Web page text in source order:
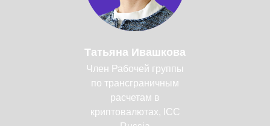
Татьяна Ивашкова
Член Рабочей группы
по трансграничным
расчетам в
криптовалютах, ICC